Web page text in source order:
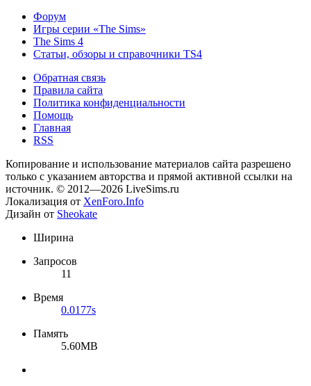
Форум
Игры серии «The Sims»
The Sims 4
Статьи, обзоры и справочники TS4
Обратная связь
Правила сайта
Политика конфиденциальности
Помощь
Главная
RSS
Копирование и использование материалов сайта разрешено
только с указанием авторства и прямой активной ссылки на
источник. © 2012—2026 LiveSims.ru
Локализация от XenForo.Info
Дизайн от Sheokate
Ширина
Запросов
11
Время
0.0177s
Память
5.60MB